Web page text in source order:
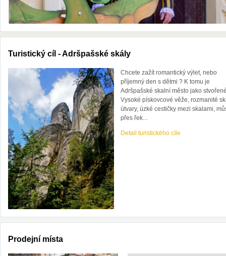
Turistický cíl - Adršpašské skály
Chcete zažít romantický výlet, nebo
příjemný den s dětmi ? K tomu je
Adršpašské skalní město jako
Vysoké pískovcové věže, rozmanité
útvary, úzké cestičky mezi skalami,
přes řek...
Detail turistického cíle
Prodejní místa